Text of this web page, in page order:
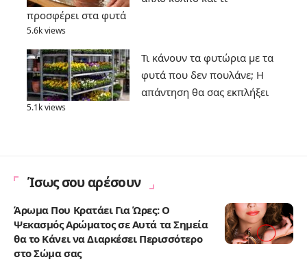
προσφέρει στα φυτά
5.6k views
Τι κάνουν τα φυτώρια με τα
φυτά που δεν πουλάνε; Η
απάντηση θα σας εκπλήξει
5.1k views
Ίσως σου αρέσουν
Άρωμα Που Κρατάει Για Ώρες: Ο
Ψεκασμός Αρώματος σε Αυτά τα Σημεία
θα το Κάνει να Διαρκέσει Περισσότερο
στο Σώμα σας